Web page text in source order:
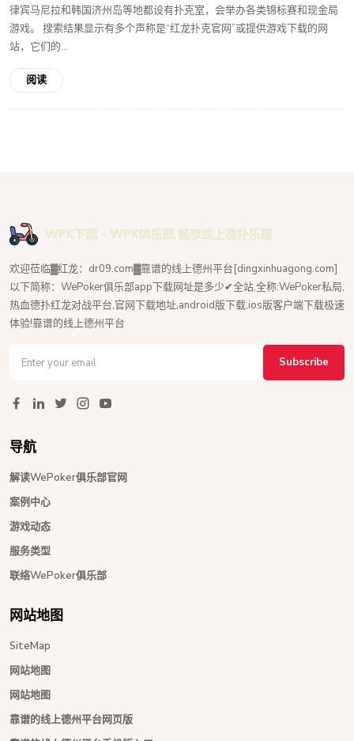
律宾马尼拉和韩国济州岛等地都设有扑克室，会举办各类锦标赛和现金局
游戏。 搜索结果显示有多个声称是“红龙扑克官网”或提供游戏下载的网
站，它们的...
阅读
欢迎莅临▓红龙：dr09.com▓靠谱的线上德州平台[dingxinhuagong.com]
以下简称：WePoker俱乐部app下载网址是多少✔全站,全称:WePoker私局,
热血德扑红龙对战平台,官网下载地址,android版下载,ios版客户端下载极速
体验!靠谱的线上德州平台
Subscribe
导航
解读WePoker俱乐部官网
案例中心
游戏动态
服务类型
联络WePoker俱乐部
网站地图
SiteMap
网站地图
网站地图
靠谱的线上德州平台网页版